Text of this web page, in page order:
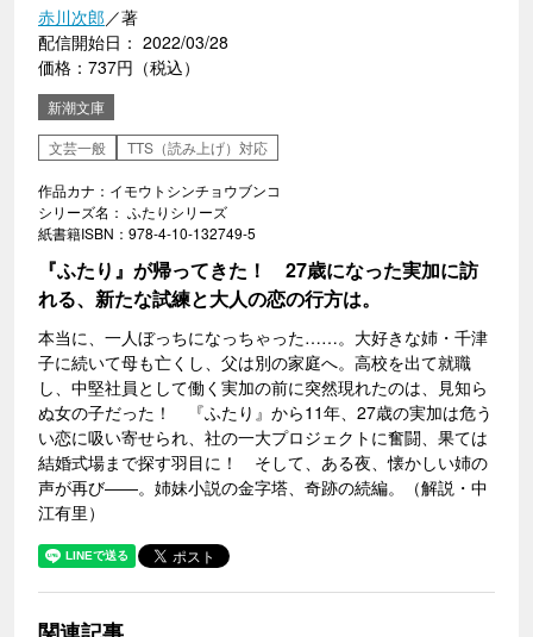
赤川次郎／著
配信開始日： 2022/03/28
価格：737円（税込）
新潮文庫
文芸一般
TTS（読み上げ）対応
作品カナ：イモウトシンチョウブンコ
シリーズ名： ふたりシリーズ
紙書籍ISBN：978-4-10-132749-5
『ふたり』が帰ってきた！ 27歳になった実加に訪
れる、新たな試練と大人の恋の行方は。
本当に、一人ぼっちになっちゃった……。大好きな姉・千津
子に続いて母も亡くし、父は別の家庭へ。高校を出て就職
し、中堅社員として働く実加の前に突然現れたのは、見知ら
ぬ女の子だった！ 『ふたり』から11年、27歳の実加は危う
い恋に吸い寄せられ、社の一大プロジェクトに奮闘、果ては
結婚式場まで探す羽目に！ そして、ある夜、懐かしい姉の
声が再び――。姉妹小説の金字塔、奇跡の続編。（解説・中
江有里）